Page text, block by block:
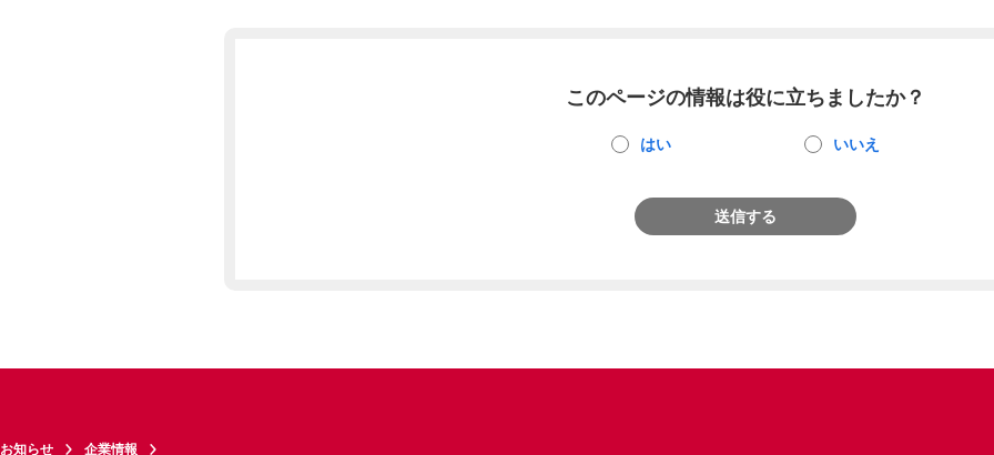
このページの情報は役に立ちましたか？
はい いいえ
送信する
お知らせ 企業情報